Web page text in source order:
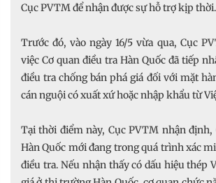
Cục PVTM để nhận được sự hỗ trợ kịp thời.
Trước đó, vào ngày 16/5 vừa qua, Cục
việc Cơ quan điều tra Hàn Quốc đã tiếp
điều tra chống bán phá giá đối với mặt
cán nguội có xuất xứ hoặc nhập khẩu từ
Tại thời điểm này, Cục PVTM nhận định,
Hàn Quốc mới đang trong quá trình xác
điều tra. Nếu nhận thấy có dấu hiệu thép